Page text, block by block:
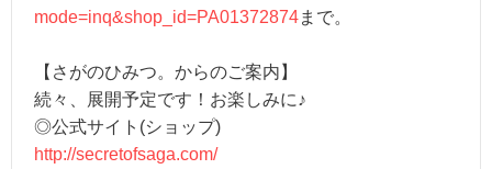
mode=inq&shop_id=PA01372874まで。
【さがのひみつ。からのご案内】
続々、展開予定です！お楽しみに♪
◎公式サイト(ショップ)
http://secretofsaga.com/